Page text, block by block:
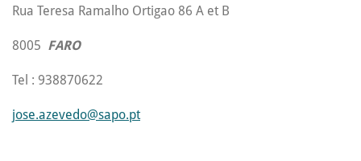
Rua Teresa Ramalho Ortigao 86 A et B
8005 FARO
Tel : 938870622
jose.azevedo@sapo.pt